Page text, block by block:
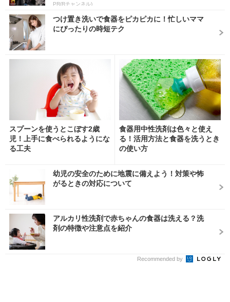
PR(Rチャンネル)
つけ置き洗いで食器をピカピカに！忙しいママ
にぴったりの時短テク
スプーンを使うとこぼす2歳
児！上手に食べられるようにな
る工夫
食器用中性洗剤は色々と使え
る！活用方法と食器を洗うとき
の使い方
幼児の安全のために地震に備えよう！対策や怖
がるときの対応について
アルカリ性洗剤で赤ちゃんの食器は洗える？洗
剤の特徴や注意点を紹介
Recommended by